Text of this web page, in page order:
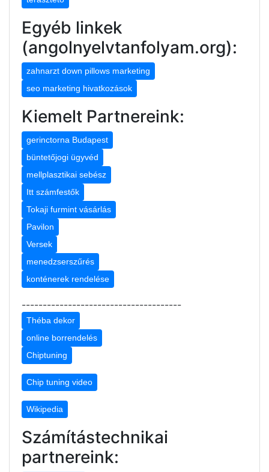
Egyéb linkek
(angolnyelvtanfolyam.org):
zahnarzt down pillows marketing
seo marketing hivatkozások
Kiemelt Partnereink:
gerinctorna Budapest
büntetőjogi ügyvéd
mellplasztikai sebész
Itt számfestők
Tokaji furmint vásárlás
Pavilon
Versek
menedzserszűrés
konténerek rendelése
--------------------------------------
Théba dekor
online borrendelés
Chiptuning
Chip tuning video
Wikipedia
Számítástechnikai
partnereink: